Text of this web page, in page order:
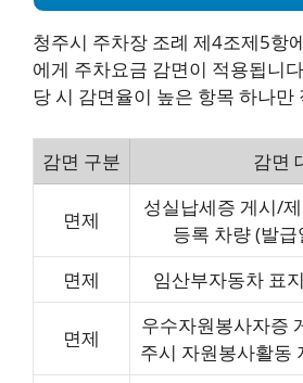
청주시 주차장 조례 제4조제5항
에게 주차요금 감면이 적용됩니
당 시 감면율이 높은 항목 하나만
감면 구분 감면
면제
성실납세증 게시/
등록 차량 (발
면제
임산부자동차 표
면제
우수자원봉사자증
주시 자원봉사활동